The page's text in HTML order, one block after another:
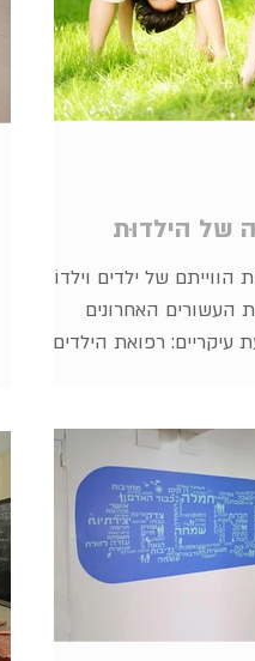
של הילדוּת
של ילדים וילדוֹת
העשורים האחרונים
רפואת הילדים